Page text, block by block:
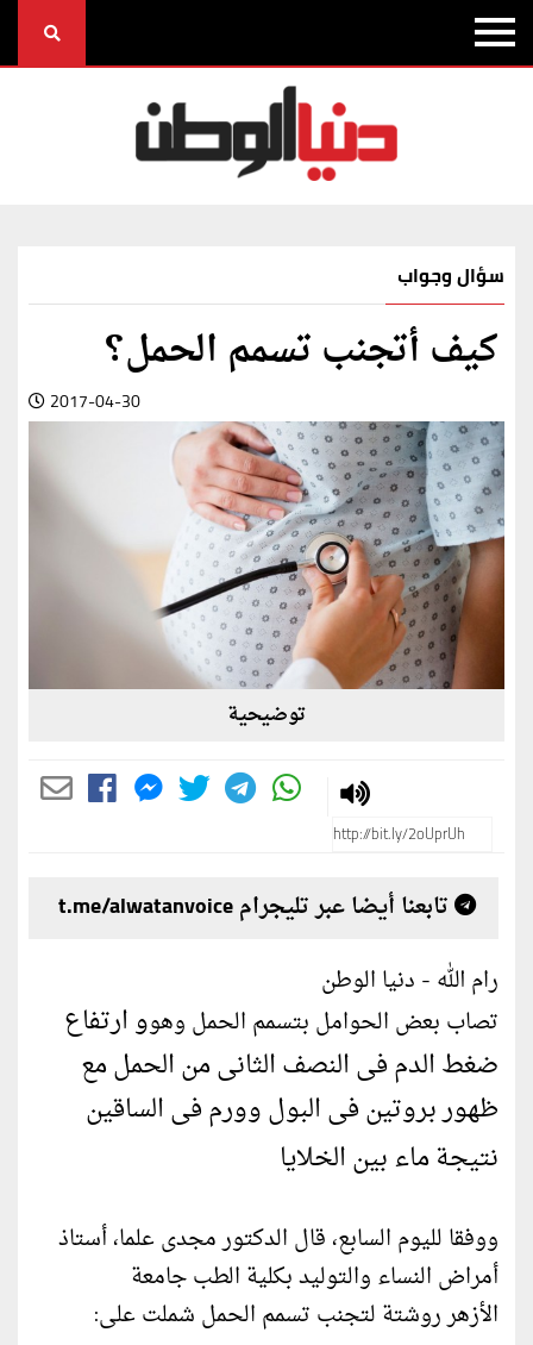
سؤال وجواب
كيف أتجنب تسمم الحمل؟
2017-04-30
توضيحية
تابعنا أيضا عبر تليجرام t.me/alwatanvoice
رام الله - دنيا الوطن
تصاب بعض الحوامل بتسمم الحمل وهوو ارتفاع
ضغط الدم فى النصف الثانى من الحمل مع
ظهور بروتين فى البول وورم فى الساقين
نتيجة ماء بين الخلايا
ووفقا لليوم السابع، قال الدكتور مجدى علما، أستاذ
أمراض النساء والتوليد بكلية الطب جامعة
الأزهر روشتة لتجنب تسمم الحمل شملت على: